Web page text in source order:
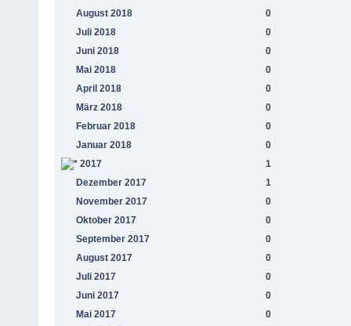
August 2018
0
Juli 2018
0
Juni 2018
0
Mai 2018
0
April 2018
0
März 2018
0
Februar 2018
0
Januar 2018
0
2017
1
Dezember 2017
1
November 2017
0
Oktober 2017
0
September 2017
0
August 2017
0
Juli 2017
0
Juni 2017
0
Mai 2017
0